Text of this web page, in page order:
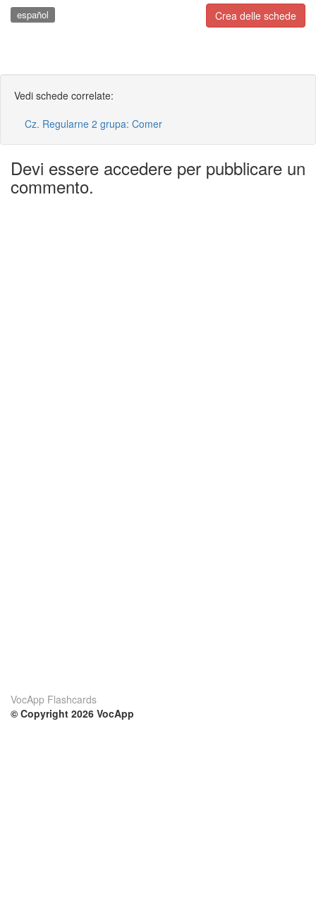
Crea delle schede
español
Vedi schede correlate:
Cz. Regularne 2 grupa: Comer
Devi essere accedere per pubblicare un
commento.
VocApp Flashcards
© Copyright 2026 VocApp